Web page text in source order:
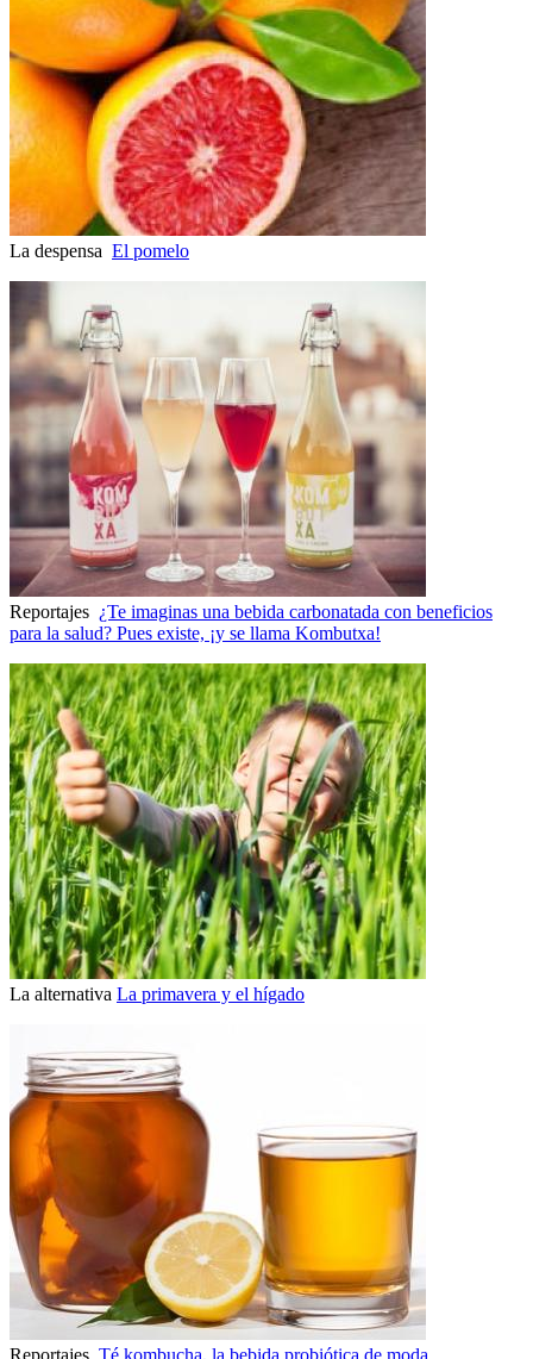
La despensa El pomelo
Reportajes ¿Te imaginas una bebida carbonatada con beneficios
para la salud? Pues existe, ¡y se llama Kombutxa!
La alternativa La primavera y el hígado